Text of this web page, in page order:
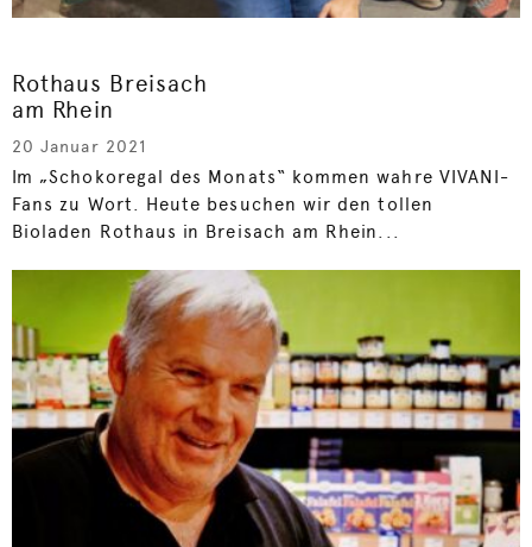
Rothaus Breisach
am Rhein
20 Januar 2021
Im „Schokoregal des Monats“ kommen wahre VIVANI-
Fans zu Wort. Heute besuchen wir den tollen
Bioladen Rothaus in Breisach am Rhein...